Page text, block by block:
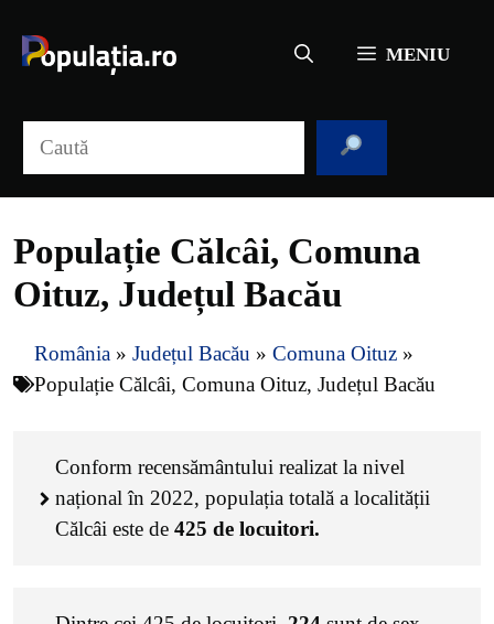
conținut
MENIU
Populație Călcâi, Comuna
Oituz, Județul Bacău
România » Județul Bacău » Comuna Oituz »
Populație Călcâi, Comuna Oituz, Județul Bacău
Conform recensământului realizat la nivel
național în 2022, populația totală a localității
Călcâi este de 425 de locuitori.